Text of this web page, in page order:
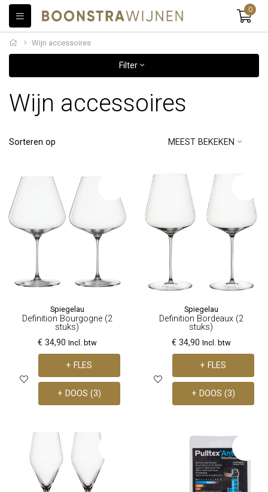
0
Wijn accessoires
Filter
Wijn accessoires
Sorteren op MEEST BEKEKEN
Spiegelau
Definition Bourgogne (2
stuks)
€ 34,90 Incl. btw
+ FLES
+ DOOS (3)
Spiegelau
Definition Bordeaux (2
stuks)
€ 34,90 Incl. btw
+ FLES
+ DOOS (3)